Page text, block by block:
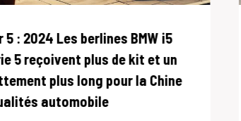
5 : 2024 Les berlines BMW i5
5 reçoivent plus de kit et un
plus long pour la Chine
automobile